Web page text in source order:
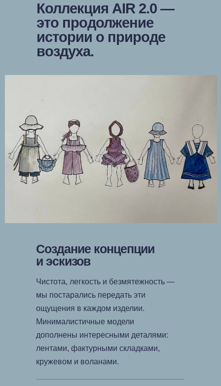
Коллекция AIR 2.0 —
это продолжение
истории о природе
воздуха.
Создание концепции
и эскизов
Чистота, легкость и безмятежность —
мы постарались передать эти
ощущения в каждом изделии.
Минималистичные модели
дополнены интересными деталями:
лентами, фактурными складками,
кружевом и воланами.